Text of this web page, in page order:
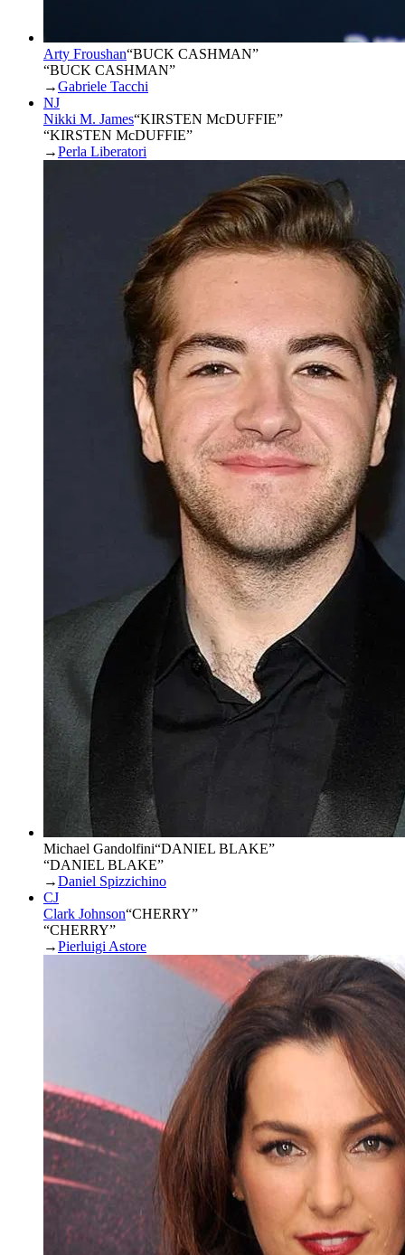
Arty Froushan“BUCK CASHMAN”
“BUCK CASHMAN”
→Gabriele Tacchi
NJ
Nikki M. James“KIRSTEN McDUFFIE”
“KIRSTEN McDUFFIE”
→Perla Liberatori
Michael Gandolfini“DANIEL BLAKE”
“DANIEL BLAKE”
→Daniel Spizzichino
CJ
Clark Johnson“CHERRY”
“CHERRY”
→Pierluigi Astore